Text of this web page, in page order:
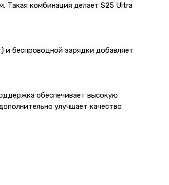
Такая комбинация делает S25 Ultra
беспроводной зарядки добавляет
обеспечивает высокую
улучшает качество